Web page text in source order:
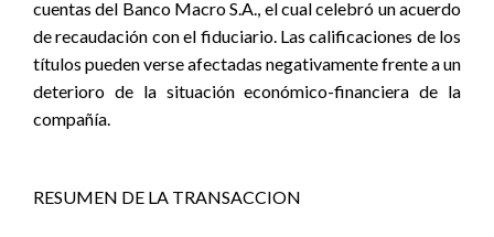
cuentas del Banco Macro S.A., el cual celebró un acuerdo
de recaudación con el fiduciario. Las calificaciones de los
títulos pueden verse afectadas negativamente frente a un
deterioro de la situación económico-financiera de la
compañía.
RESUMEN DE LA TRANSACCION